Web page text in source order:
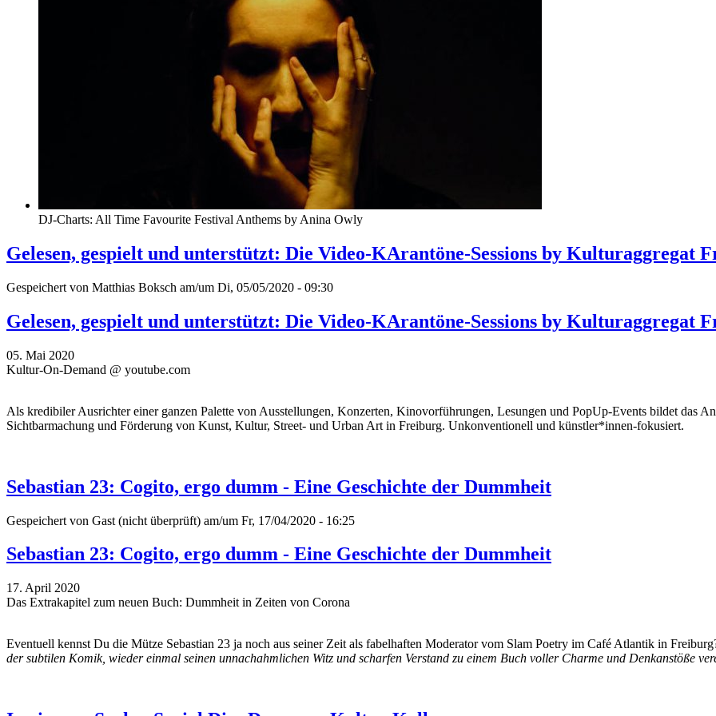
DJ-Charts: All Time Favourite Festival Anthems by Anina Owly
Gelesen, gespielt und unterstützt: Die Video-KArantöne-Sessions by Kulturaggregat
Gespeichert von Matthias Boksch am/um Di, 05/05/2020 - 09:30
Gelesen, gespielt und unterstützt: Die Video-KArantöne-Sessions by Kulturaggregat
05. Mai 2020
Kultur-On-Demand @ youtube.com
Als kredibiler Ausrichter einer ganzen Palette von Ausstellungen, Konzerten, Kinovorführungen, Lesungen und PopUp-Events bildet das
Sichtbarmachung und Förderung von Kunst, Kultur, Street- und Urban Art in Freiburg. Unkonventionell und künstler*innen-fokusiert.
Sebastian 23: Cogito, ergo dumm - Eine Geschichte der Dummheit
Gespeichert von Gast (nicht überprüft) am/um Fr, 17/04/2020 - 16:25
Sebastian 23: Cogito, ergo dumm - Eine Geschichte der Dummheit
17. April 2020
Das Extrakapitel zum neuen Buch: Dummheit in Zeiten von Corona
Eventuell kennst Du die Mütze Sebastian 23 ja noch aus seiner Zeit als fabelhaften Moderator vom Slam Poetry im Café Atlantik in
der subtilen Komik, wieder einmal seinen unnachahmlichen Witz und scharfen Verstand zu einem Buch voller Charme und Denkanstöße